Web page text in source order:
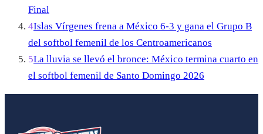
Final
4Islas Vírgenes frena a México 6-3 y gana el Grupo B
del softbol femenil de los Centroamericanos
5La lluvia se llevó el bronce: México termina cuarto en
el softbol femenil de Santo Domingo 2026